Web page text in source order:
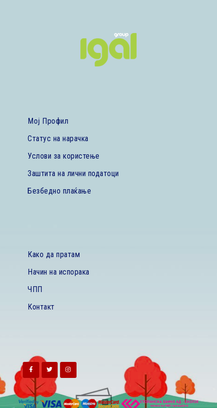
Мој Профил
Статус на нарачка
Услови за користење
Заштита на лични податоци
Безбедно плаќање
Како да пратам
Начин на испорака
ЧПП
Контакт